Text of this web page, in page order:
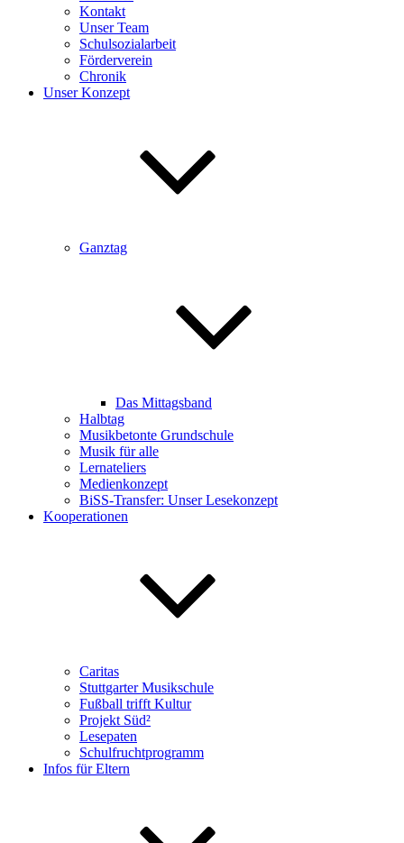
Kontakt
Unser Team
Schulsozialarbeit
Förderverein
Chronik
Unser Konzept
Ganztag
Das Mittagsband
Halbtag
Musikbetonte Grundschule
Musik für alle
Lernateliers
Medienkonzept
BiSS-Transfer: Unser Lesekonzept
Kooperationen
Caritas
Stuttgarter Musikschule
Fußball trifft Kultur
Projekt Süd²
Lesepaten
Schulfruchtprogramm
Infos für Eltern